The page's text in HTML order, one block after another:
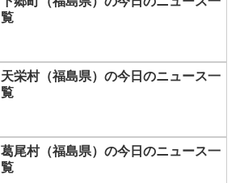
覧
天栄村（福島県）の今日のニュース一
覧
葛尾村（福島県）の今日のニュース一
覧